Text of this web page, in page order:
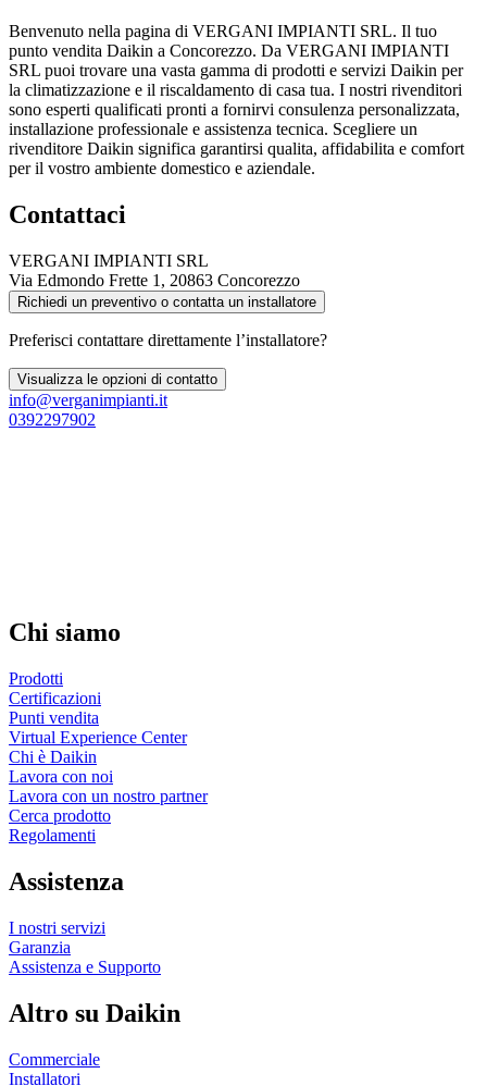
Benvenuto nella pagina di VERGANI IMPIANTI SRL. Il tuo
punto vendita Daikin a Concorezzo. Da VERGANI IMPIANTI
SRL puoi trovare una vasta gamma di prodotti e servizi Daikin per
la climatizzazione e il riscaldamento di casa tua. I nostri rivenditori
sono esperti qualificati pronti a fornirvi consulenza personalizzata,
installazione professionale e assistenza tecnica. Scegliere un
rivenditore Daikin significa garantirsi qualita, affidabilita e comfort
per il vostro ambiente domestico e aziendale.
Contattaci
VERGANI IMPIANTI SRL
Via Edmondo Frette 1, 20863 Concorezzo
Richiedi un preventivo o contatta un installatore
Preferisci contattare direttamente l’installatore?
Visualizza le opzioni di contatto
info@verganimpianti.it
0392297902
Chi siamo
Prodotti
Certificazioni
Punti vendita
Virtual Experience Center
Chi è Daikin
Lavora con noi
Lavora con un nostro partner
Cerca prodotto
Regolamenti
Assistenza
I nostri servizi
Garanzia
Assistenza e Supporto
Altro su Daikin
Commerciale
Installatori